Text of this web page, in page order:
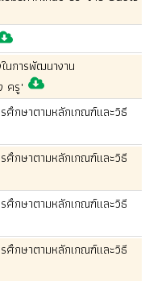
นการพัฒนางาน
ครู"
ศึกษาตามหลักเกณฑ์และวิธี
ศึกษาตามหลักเกณฑ์และวิธี
ศึกษาตามหลักเกณฑ์และวิธี
ศึกษาตามหลักเกณฑ์และวิธี